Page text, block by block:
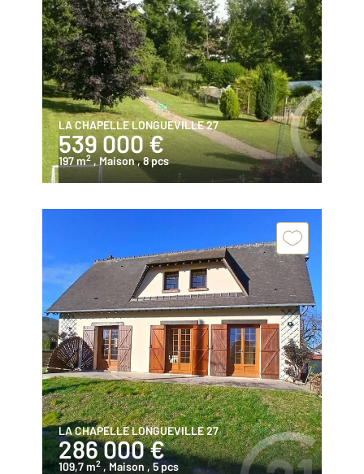
LA CHAPELLE LONGUEVILLE 27
539 000 €
197 m2 , Maison, 8 pcs
LA CHAPELLE LONGUEVILLE 27
286 000 €
109,7 m2 , Maison , 5 pcs